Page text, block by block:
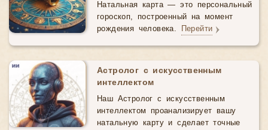
Натальная карта — это персональный
гороскоп, построенный на момент
рождения человека. Перейти
Астролог с искусственным
интеллектом
Наш Астролог с искусственным
интеллектом проанализирует вашу
натальную карту и сделает точные